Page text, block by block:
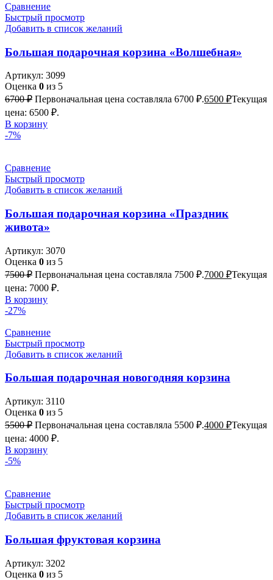
Сравнение
Быстрый просмотр
Добавить в список желаний
Большая подарочная корзина «Волшебная»
Артикул: 3099
Оценка 0 из 5
6700₽ Первоначальная цена составляла 6700 ₽.6500 ₽Текущая
цена: 6500 ₽.
В корзину
-7%
Сравнение
Быстрый просмотр
Добавить в список желаний
Большая подарочная корзина «Праздник
живота»
Артикул: 3070
Оценка 0 из 5
7500₽ Первоначальная цена составляла 7500 ₽.7000 ₽Текущая
цена: 7000 ₽.
В корзину
-27%
Сравнение
Быстрый просмотр
Добавить в список желаний
Большая подарочная новогодняя корзина
Артикул: 3110
Оценка 0 из 5
5500₽ Первоначальная цена составляла 5500 ₽.4000 ₽Текущая
цена: 4000 ₽.
В корзину
-5%
Сравнение
Быстрый просмотр
Добавить в список желаний
Большая фруктовая корзина
Артикул: 3202
Оценка 0 из 5